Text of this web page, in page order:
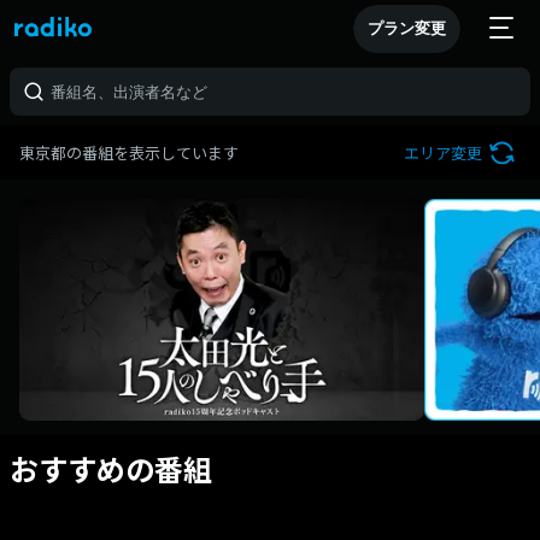
プラン変更
東京都の番組を表示しています エリア変更
おすすめの番組